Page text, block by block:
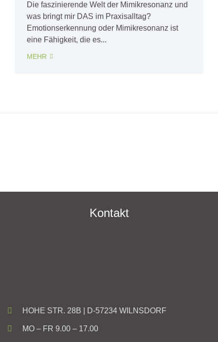
Die faszinierende Welt der Mimikresonanz und
was bringt mir DAS im Praxisalltag?
Emotionserkennung oder Mimikresonanz ist
eine Fähigkeit, die es...
MEHR
Kontakt
HOHE STR. 28B | D-57234 WILNSDORF
MO – FR 9.00 – 17.00